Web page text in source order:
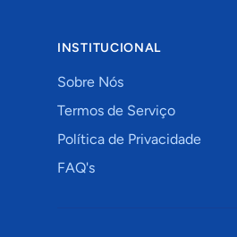
INSTITUCIONAL
Sobre Nós
Termos de Serviço
Política de Privacidade
FAQ's